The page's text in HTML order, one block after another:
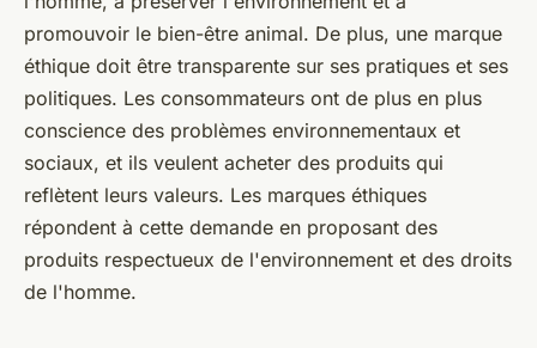
promouvoir le bien-être animal. De plus, une marque
éthique doit être transparente sur ses pratiques et ses
politiques. Les consommateurs ont de plus en plus
conscience des problèmes environnementaux et
sociaux, et ils veulent acheter des produits qui
reflètent leurs valeurs. Les marques éthiques
répondent à cette demande en proposant des
produits respectueux de l'environnement et des droits
de l'homme.